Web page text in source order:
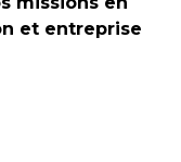
et entreprise